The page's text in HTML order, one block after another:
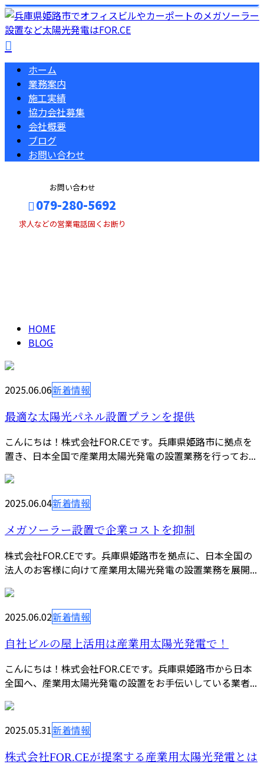
ホーム
業務案内
施工実績
協力会社募集
会社概要
ブログ
お問い合わせ
お問い合わせ
079-280-5692
求人などの営業電話固くお断り
HOME
BLOG
2025.06.06新着情報
最適な太陽光パネル設置プランを提供
こんにちは！株式会社FOR.CEです。兵庫県姫路市に拠点を
置き、日本全国で産業用太陽光発電の設置業務を行ってお...
2025.06.04新着情報
メガソーラー設置で企業コストを抑制
株式会社FOR.CEです。兵庫県姫路市を拠点に、日本全国の
法人のお客様に向けて産業用太陽光発電の設置業務を展開...
2025.06.02新着情報
自社ビルの屋上活用は産業用太陽光発電で！
こんにちは！株式会社FOR.CEです。兵庫県姫路市から日本
全国へ、産業用太陽光発電の設置をお手伝いしている業者...
2025.05.31新着情報
株式会社FOR.CEが提案する産業用太陽光発電とは